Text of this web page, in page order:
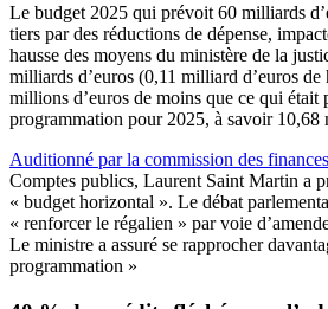
Le budget 2025 qui prévoit 60 milliards
tiers par des réductions de dépense,
hausse des moyens du ministère de la
milliards d’euros (0,11 milliard d’euros de
millions d’euros de moins que ce qui était
programmation pour 2025, à savoir 10,68
Auditionné par la commission des
Comptes publics, Laurent Saint Martin a
« budget horizontal ». Le débat
« renforcer le régalien » par voie
Le ministre a assuré se rapprocher
programmation »